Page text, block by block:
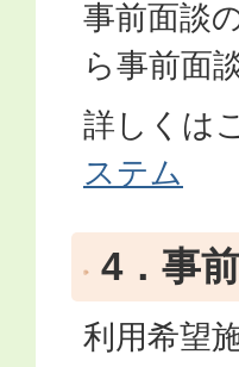
事前面談
ら事前面
詳しくは
ステム
4．事
利用希望